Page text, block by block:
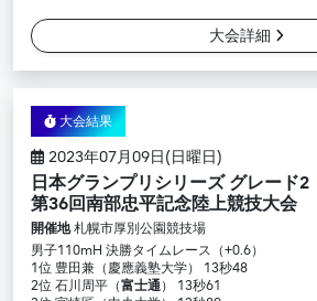
大会詳細
大会結果
2023年07月09日(日曜日)
日本グランプリシリーズ グレード2
第36回南部忠平記念陸上競技大会
開催地札幌市厚別公園競技場
男子110mH 決勝タイムレース（+0.6）
1位 豊田兼（慶應義塾大学） 13秒48
2位 石川周平（富士通） 13秒61